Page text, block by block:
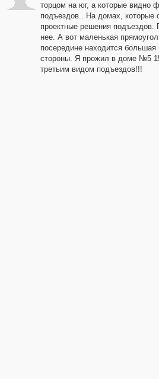
торцом на юг, а которые видно
подъездов.. На домах, которые
проектные решения
нее. А вот маленькая
посередине находится
стороны. Я прожил в доме №5
третьим видом подъездов!!!